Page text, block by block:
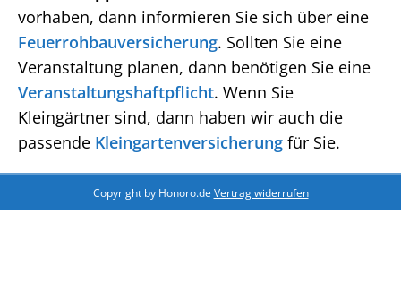
vorhaben, dann informieren Sie sich über eine
Feuerrohbauversicherung. Sollten Sie eine
Veranstaltung planen, dann benötigen Sie eine
Veranstaltungshaftpflicht. Wenn Sie
Kleingärtner sind, dann haben wir auch die
passende Kleingartenversicherung für Sie.
Copyright by Honoro.de Vertrag widerrufen